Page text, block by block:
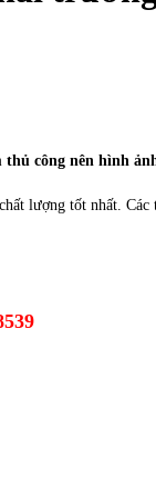
thủ công nên hình
lượng tốt nhất. Các